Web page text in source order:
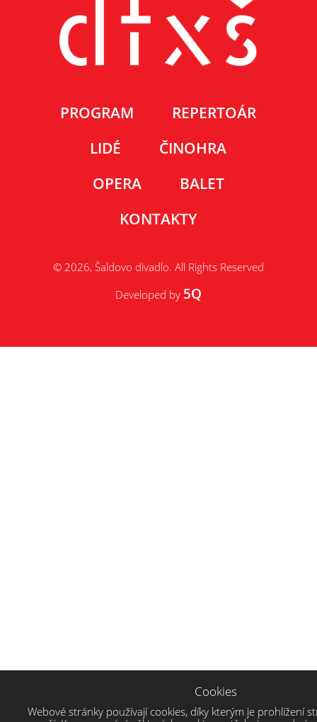
PROGRAM
REPERTOÁR
LIDÉ
ČINOHRA
OPERA
BALET
KONTAKTY
© 2026, Šaldovo divadlo. All Rights Reserved
Developed by 5Q
Cookies
Webové stránky používají cookies, díky kterým je prohlížení